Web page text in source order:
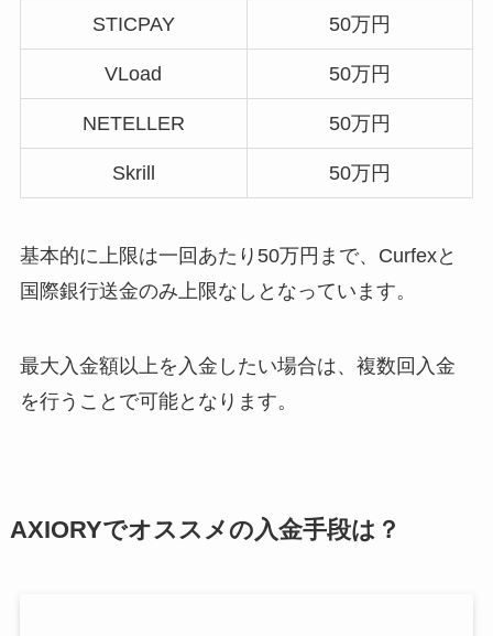
STICPAY 50万円
VLoad 50万円
NETELLER 50万円
Skrill 50万円
基本的に上限は一回あたり50万円まで、Curfexと
国際銀行送金のみ上限なしとなっています。
最大入金額以上を入金したい場合は、複数回入金
を行うことで可能となります。
AXIORYでオススメの入金手段は？